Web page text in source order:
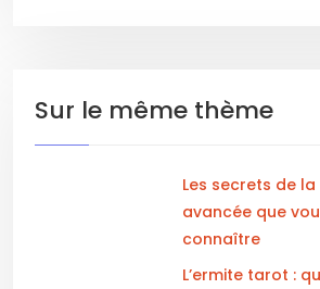
Sur le même thème
Les secrets de
avancée que
connaître
L’ermite tarot :